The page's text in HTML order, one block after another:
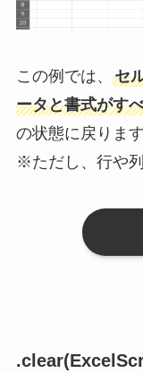
この例では、 セ
ータと書式がす
の状態に戻ります
※ただし、行や